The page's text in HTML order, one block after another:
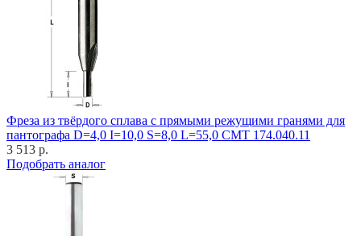
Фреза из твёрдого сплава с прямыми режущими гранями для
пантографа D=4,0 I=10,0 S=8,0 L=55,0 CMT 174.040.11
3 513 р.
Подобрать аналог